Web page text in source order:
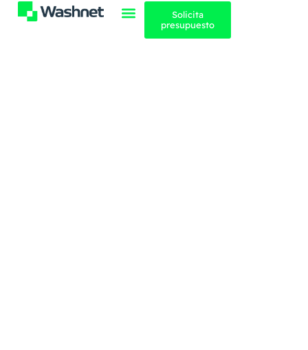
contenido
Solicita
presupuesto